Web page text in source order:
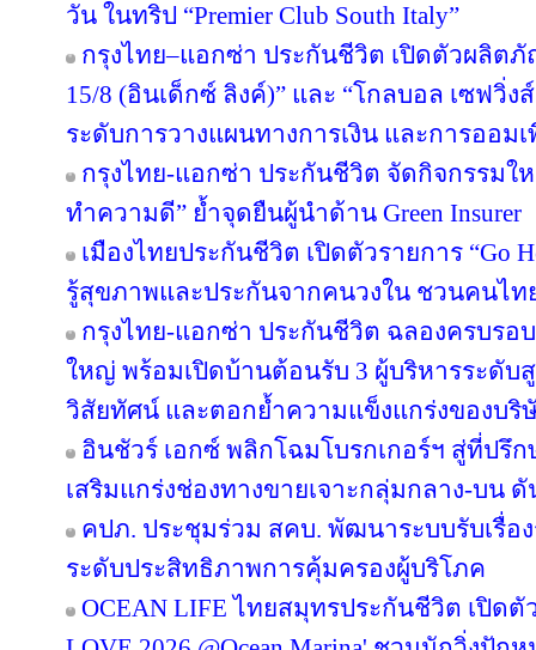
วัน ในทริป “Premier Club South Italy”
กรุงไทย–แอกซ่า ประกันชีวิต เปิดตัวผลิต
15/8 (อินเด็กซ์ ลิงค์)” และ “โกลบอล เซฟวิ่ง
ระดับการวางแผนทางการเงิน และการออม
กรุงไทย-แอกซ่า ประกันชีวิต จัดกิจกรรมใ
ทำความดี” ย้ำจุดยืนผู้นำด้าน Green Insurer
เมืองไทยประกันชีวิต เปิดตัวรายการ “Go
รู้สุขภาพและประกันจากคนวงใน ชวนคนไ
กรุงไทย-แอกซ่า ประกันชีวิต ฉลองครบรอบ
ใหญ่ พร้อมเปิดบ้านต้อนรับ 3 ผู้บริหารระดับ
วิสัยทัศน์ และตอกย้ำความแข็งแกร่งของบริ
อินชัวร์ เอกซ์ พลิกโฉมโบรกเกอร์ฯ สู่ที่ป
เสริมแกร่งช่องทางขายเจาะกลุ่มกลาง-บน
คปภ. ประชุมร่วม สคบ. พัฒนาระบบรับเรื่อ
ระดับประสิทธิภาพการคุ้มครองผู้บริโภค
OCEAN LIFE ไทยสมุทรประกันชีวิต เปิดตั